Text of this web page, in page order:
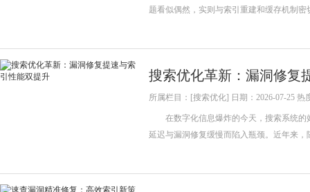
题看似偶然，实则与索引重建和缓存机制
搜索优化革新：漏洞修复
所属栏目：[搜索优化] 日期：2026-07-25 热
在数字化信息爆炸的今天，搜索系统的
延迟与漏洞修复缓慢而陷入瓶颈。近年来